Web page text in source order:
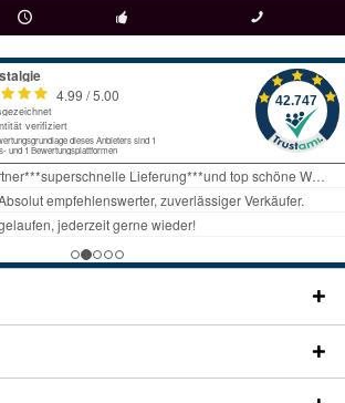
98 Jahren Fachgeschäft + telefonisch erreichbar
09497 1511